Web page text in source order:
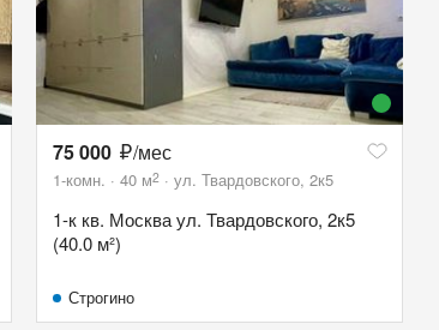
75 000 /мес
1-комн. 40 м2 ул. Твардовского, 2к5
1-к кв. Москва ул. Твардовского, 2к5
(40.0 м²)
Строгино